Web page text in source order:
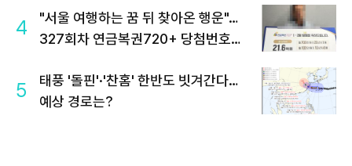
4
"서울 여행하는 꿈 뒤 찾아온 행운"…
327회차 연금복권720+ 당첨번호조
5
태풍 '돌핀'·'찬홈' 한반도 빗겨간다…
예상 경로는?